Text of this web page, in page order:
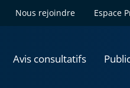
Nous rejoindre Espace
Avis consultatifs